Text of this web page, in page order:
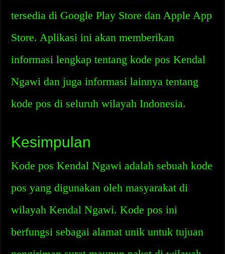
tersedia di Google Play Store dan Apple App
Store. Aplikasi ini akan memberikan
informasi lengkap tentang kode pos Kendal
Ngawi dan juga informasi lainnya tentang
kode pos di seluruh wilayah Indonesia.
Kesimpulan
Kode pos Kendal Ngawi adalah sebuah kode
pos yang digunakan oleh masyarakat di
wilayah Kendal Ngawi. Kode pos ini
berfungsi sebagai alamat unik untuk tujuan